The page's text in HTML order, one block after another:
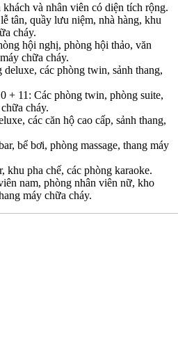
và nhân viên có diện tích rộng.
tân, quầy lưu niệm, nhà hàng, khu
cháy.
hội nghị, phòng hội thảo, văn
chữa cháy.
các phòng twin, sảnh thang,
+ 11: Các phòng twin, phòng suite,
cháy.
các căn hộ cao cấp, sảnh thang,
bể bơi, phòng massage, thang máy
khu pha chế, các phòng karaoke.
nam, phòng nhân viên nữ, kho
máy chữa cháy.